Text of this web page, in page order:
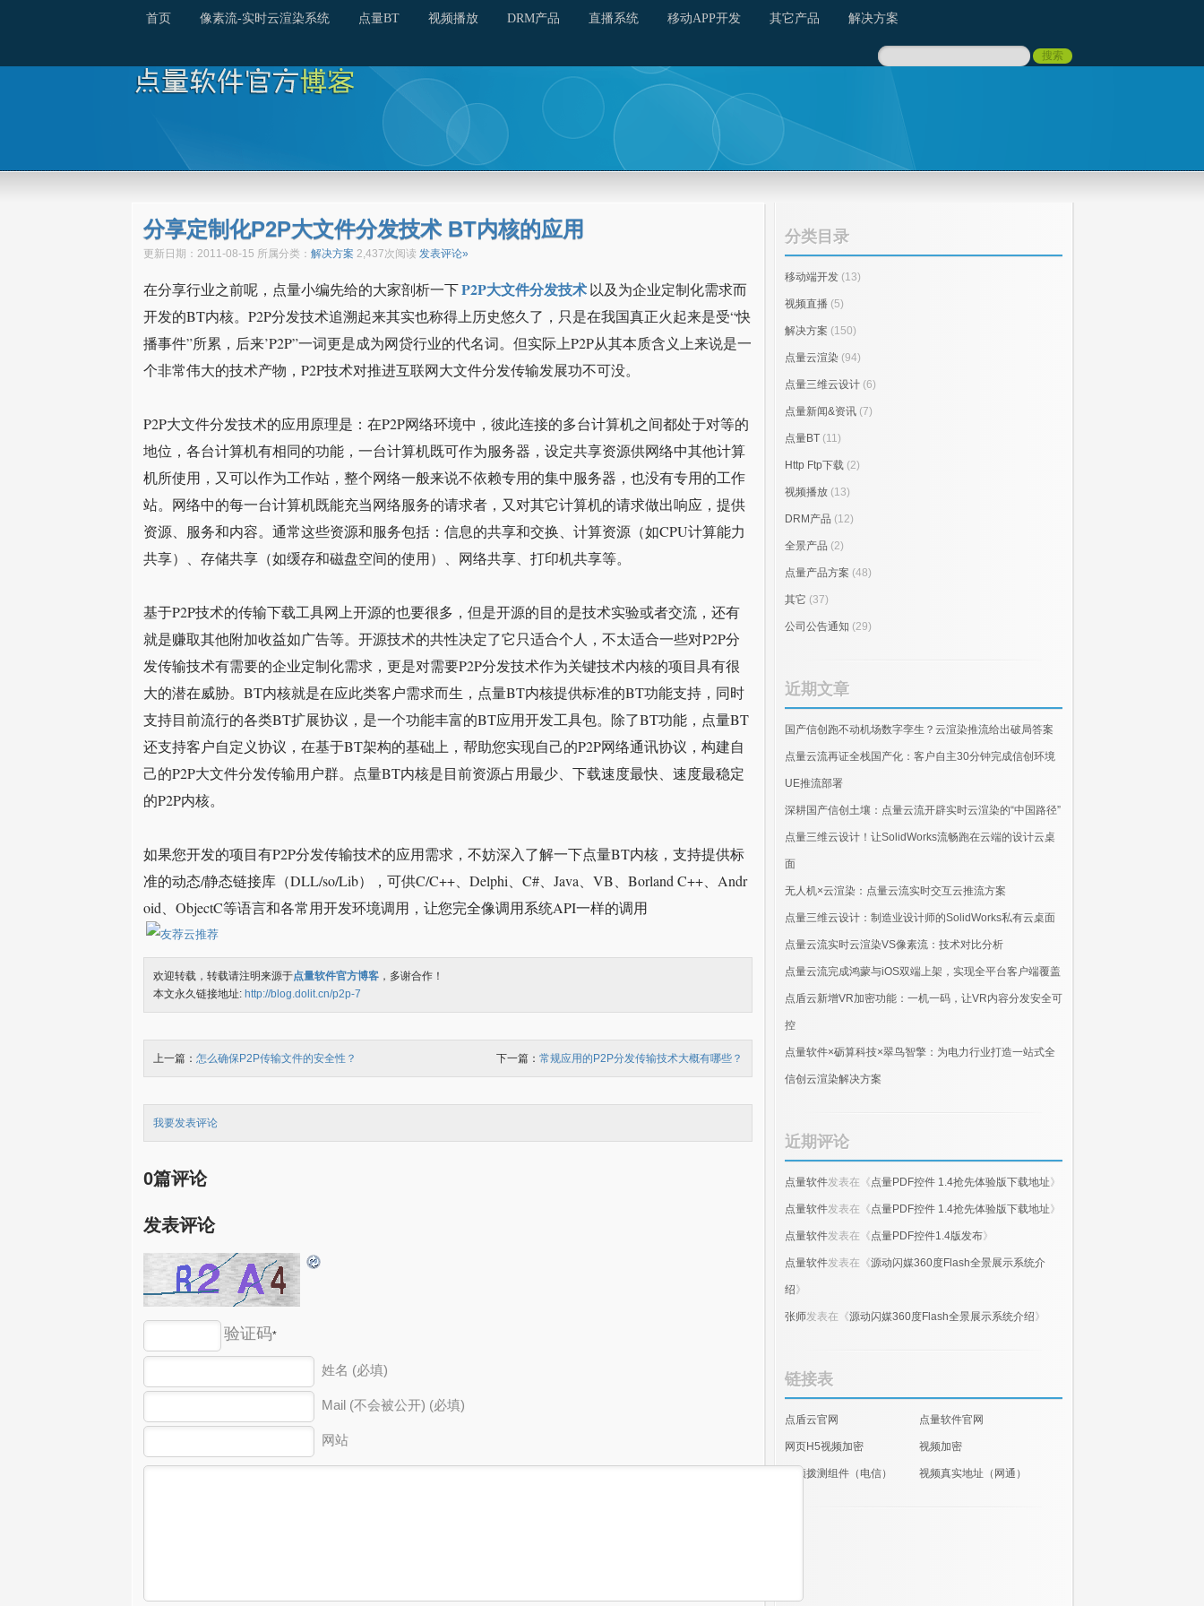
首页 像素流-实时云渲染系统 点量BT 视频播放 DRM产品 直播系统 移动APP开发 其它产品 解决方案
分享定制化P2P大文件分发技术 BT内核的应用
更新日期：2011-08-15 所属分类： 解决方案 2,437次阅读 发表评论»
在分享行业之前呢，点量小编先给的大家剖析一下P2P大文件分发技术以及为企业定制化需求而
开发的BT内核。P2P分发技术追溯起来其实也称得上历史悠久了，只是在我国真正火起来是受“快
播事件”所累，后来’P2P”一词更是成为网贷行业的代名词。但实际上P2P从其本质含义上来说是一
个非常伟大的技术产物，P2P技术对推进互联网大文件分发传输发展功不可没。
P2P大文件分发技术的应用原理是：在P2P网络环境中，彼此连接的多台计算机之间都处于对等的
地位，各台计算机有相同的功能，一台计算机既可作为服务器，设定共享资源供网络中其他计算
机所使用，又可以作为工作站，整个网络一般来说不依赖专用的集中服务器，也没有专用的工作
站。网络中的每一台计算机既能充当网络服务的请求者，又对其它计算机的请求做出响应，提供
资源、服务和内容。通常这些资源和服务包括：信息的共享和交换、计算资源（如CPU计算能力
共享）、存储共享（如缓存和磁盘空间的使用）、网络共享、打印机共享等。
基于P2P技术的传输下载工具网上开源的也要很多，但是开源的目的是技术实验或者交流，还有
就是赚取其他附加收益如广告等。开源技术的共性决定了它只适合个人，不太适合一些对P2P分
发传输技术有需要的企业定制化需求，更是对需要P2P分发技术作为关键技术内核的项目具有很
大的潜在威胁。BT内核就是在应此类客户需求而生，点量BT内核提供标准的BT功能支持，同时
支持目前流行的各类BT扩展协议，是一个功能丰富的BT应用开发工具包。除了BT功能，点量BT
还支持客户自定义协议，在基于BT架构的基础上，帮助您实现自己的P2P网络通讯协议，构建自
己的P2P大文件分发传输用户群。点量BT内核是目前资源占用最少、下载速度最快、速度最稳定
的P2P内核。
如果您开发的项目有P2P分发传输技术的应用需求，不妨深入了解一下点量BT内核，支持提供标
准的动态/静态链接库（DLL/so/Lib），可供C/C++、Delphi、C#、Java、VB、Borland C++、Andr
oid、ObjectC等语言和各常用开发环境调用，让您完全像调用系统API一样的调用
欢迎转载，转载请注明来源于点量软件官方博客 ，多谢合作！
本文永久链接地址: http://blog.dolit.cn/p2p-7
上一篇： 怎么确保P2P传输文件的安全性？ 下一篇： 常规应用的P2P分发传输技术大概有哪些？
我要发表评论
0篇评论
发表评论
验证码*
姓名 (必填)
Mail (不会被公开) (必填)
网站
分类目录
移动端开发 (13)
视频直播 (5)
解决方案 (150)
点量云渲染 (94)
点量三维云设计 (6)
点量新闻&资讯 (7)
点量BT (11)
Http Ftp下载 (2)
视频播放 (13)
DRM产品 (12)
全景产品 (2)
点量产品方案 (48)
其它 (37)
公司公告通知 (29)
近期文章
国产信创跑不动机场数字孪生？云渲染推流给出破局答案
点量云流再证全栈国产化：客户自主30分钟完成信创环境
UE推流部署
深耕国产信创土壤：点量云流开辟实时云渲染的“中国路径”
点量三维云设计！让SolidWorks流畅跑在云端的设计云桌
面
无人机×云渲染：点量云流实时交互云推流方案
点量三维云设计：制造业设计师的SolidWorks私有云桌面
点量云流实时云渲染VS像素流：技术对比分析
点量云流完成鸿蒙与iOS双端上架，实现全平台客户端覆盖
点盾云新增VR加密功能：一机一码，让VR内容分发安全可
控
点量软件×砺算科技×翠鸟智擎：为电力行业打造一站式全
信创云渲染解决方案
近期评论
点量软件发表在《点量PDF控件 1.4抢先体验版下载地址》
点量软件发表在《点量PDF控件 1.4抢先体验版下载地址》
点量软件发表在《点量PDF控件1.4版发布》
点量软件发表在《源动闪媒360度Flash全景展示系统介
绍》
张师发表在《源动闪媒360度Flash全景展示系统介绍》
链接表
点盾云官网 点量软件官网
网页H5视频加密 视频加密
视频拨测组件（电信） 视频真实地址（网通）